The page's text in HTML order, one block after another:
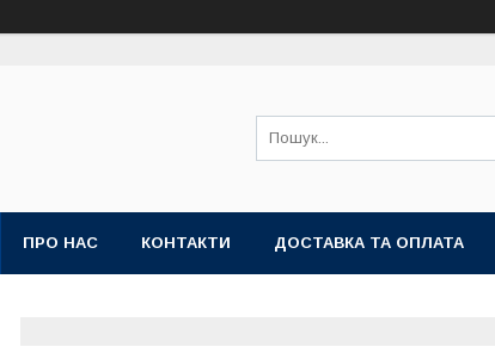
ПРО НАС КОНТАКТИ ДОСТАВКА ТА ОПЛАТА